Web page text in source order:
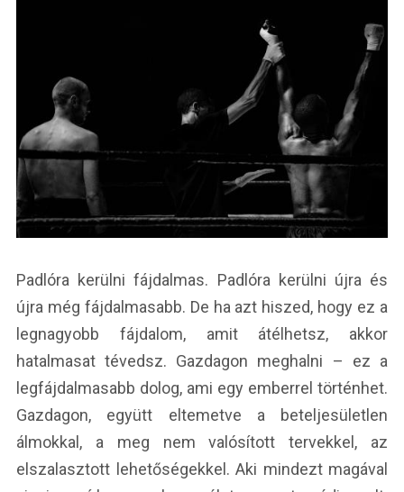
Padlóra kerülni fájdalmas. Padlóra kerülni újra és
újra még fájdalmasabb. De ha azt hiszed, hogy ez a
legnagyobb fájdalom, amit átélhetsz, akkor
hatalmasat tévedsz. Gazdagon meghalni – ez a
legfájdalmasabb dolog, ami egy emberrel történhet.
Gazdagon, együtt eltemetve a beteljesületlen
álmokkal, a meg nem valósított tervekkel, az
elszalasztott lehetőségekkel. Aki mindezt magával